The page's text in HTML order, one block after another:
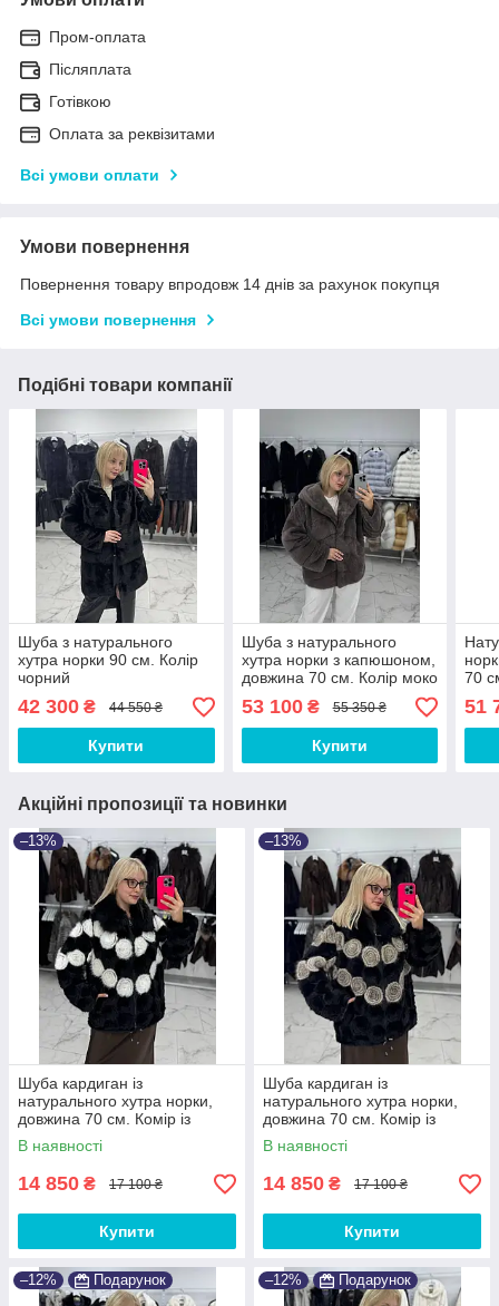
Пром-оплата
Післяплата
Готівкою
Оплата за реквізитами
Всі умови оплати
Умови повернення
Повернення товару впродовж 14 днів за рахунок покупця
Всі умови повернення
Подібні товари компанії
Шуба з натурального
хутра норки 90 см. Колір
чорний
42 300 ₴ 44 550 ₴
Купити
Шуба з натурального
хутра норки з капюшоном,
довжина 70 см. Колір моко
53 100₴ 55 350 ₴
Купити
70
51
Акційні пропозиції та новинки
–13%
Шуба кардиган із
натурального хутра норки,
довжина 70 см. Комір із
песця
В наявності
14 850 ₴ 17 100 ₴
Купити
–13%
Шуба кардиган із
натурального хутра норки,
довжина 70 см. Комір із
песця
В наявності
14 850 ₴ 17 100 ₴
Купити
–12% Подарунок –12% Подарунок